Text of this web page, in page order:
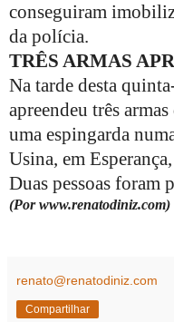
conseguiram
da polícia.
TRÊS ARMAS
Na tarde desta
apreendeu três
uma espingarda
Usina, em
Duas pessoas foram
(Por www.renatodiniz.com)
renato@renatodiniz.com
Compartilhar